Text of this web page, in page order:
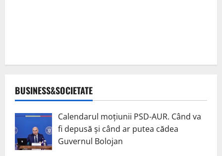
BUSINESS&SOCIETATE
Calendarul moțiunii PSD-AUR. Când va
fi depusă și când ar putea cădea
Guvernul Bolojan